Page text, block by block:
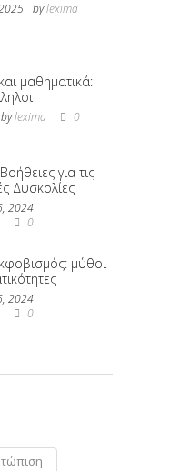
bylexima
μαθηματικά:
bylexima 0
για τις
Δυσκολίες
2024
0
μύθοι
2024
0